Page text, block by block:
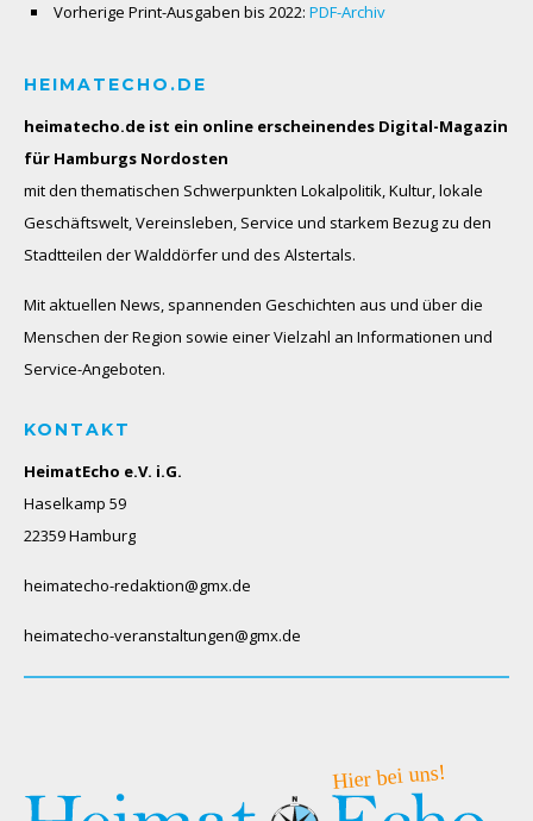
Vorherige Print-Ausgaben bis 2022: PDF-Archiv
HEIMATECHO.DE
heimatecho.de ist ein online erscheinendes Digital-Magazin
für Hamburgs Nordosten
mit den thematischen Schwerpunkten Lokalpolitik, Kultur, lokale
Geschäftswelt, Vereinsleben, Service und starkem Bezug zu den
Stadtteilen der Walddörfer und des Alstertals.
Mit aktuellen News, spannenden Geschichten aus und über die
Menschen der Region sowie einer Vielzahl an Informationen und
Service-Angeboten.
KONTAKT
HeimatEcho e.V. i.G.
Haselkamp 59
22359 Hamburg
heimatecho-redaktion@gmx.de
heimatecho-veranstaltungen@gmx.de